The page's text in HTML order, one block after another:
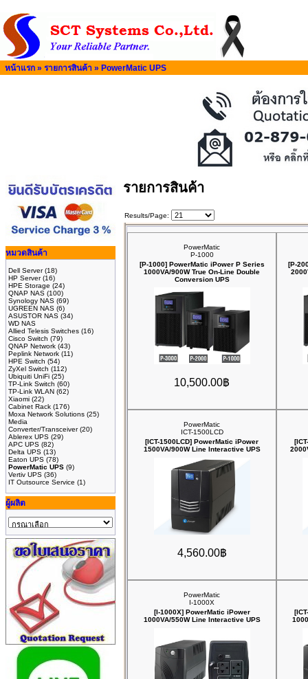
หน้าแรก » รายการสินค้า » PowerMatic UPS
หมวดสินค้า
Dell Server(18)
HP Server(16)
HPE Storage (24)
QNAP NAS (100)
Synology NAS (69)
UGREEN NAS (6)
ASUSTOR NAS (34)
WD NAS
Allied Telesis Switches (16)
Cisco Switch (79)
QNAP Network (43)
Peplink Network (11)
HPE Switch (54)
ZyXel Switch (112)
Ubiquiti UniFi (25)
TP-Link Switch (60)
TP-Link WLAN (62)
Xiaomi (22)
Cabinet Rack (176)
Moxa Network Solutions (25)
Media
Converter/Transceiver(20)
Ablerex UPS (29)
APC UPS (82)
Delta UPS (13)
Eaton UPS (78)
PowerMatic UPS (9)
Vertiv UPS (36)
IT Outsource Service (1)
ผู้ผลิต
รายการสินค้า
Results/Page:
PowerMatic
P-1000
[P-1000] PowerMatic iPower P Series
1000VA/900W True On-Line Double
Conversion UPS
10,500.00฿
[P-
PowerMatic
ICT-1500LCD
[ICT-1500LCD] PowerMatic iPower
1500VA/900W Line Interactive UPS
4,560.00฿
PowerMatic
I-1000X
[I-1000X] PowerMatic iPower
1000VA/550W Line Interactive UPS